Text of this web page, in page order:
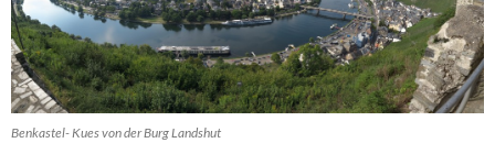
Benkastel- Kues von der Burg Landshut